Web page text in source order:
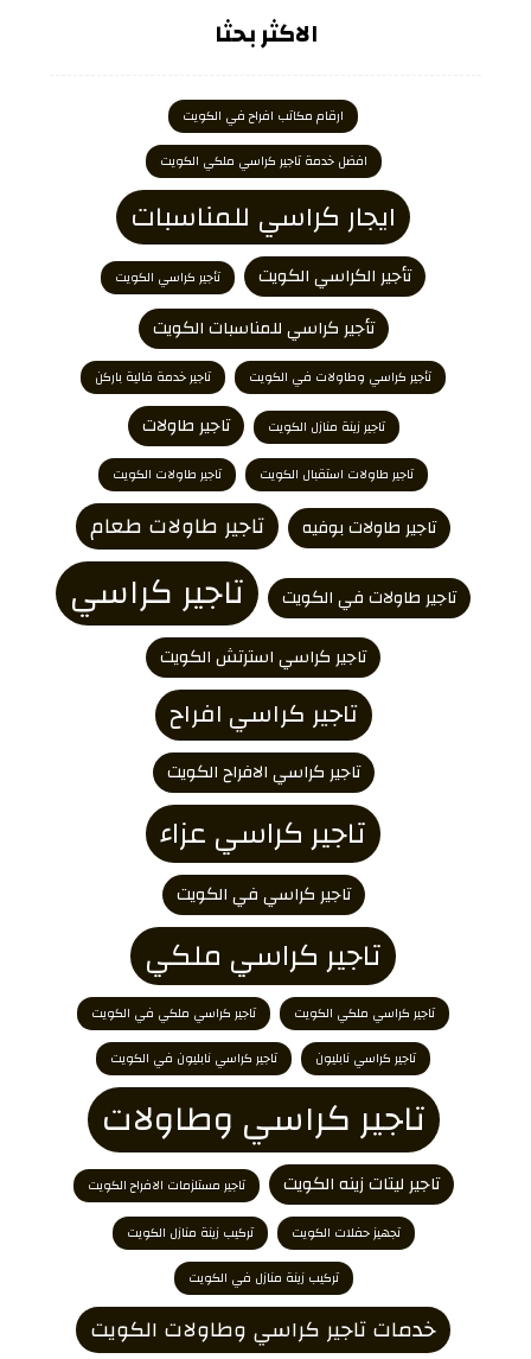
الاكثر بحثا
ارقام مكاتب افراح في الكويت
افضل خدمة تاجير كراسي ملكي الكويت
ايجار كراسي للمناسبات
تأجير الكراسي الكويت تأجير كراسي الكويت
تأجير كراسي للمناسبات الكويت
تأجير كراسي وطاولات في الكويت تاجير خدمة فالية باركن
تاجير زينة منازل الكويت تاجير طاولات
تاجير طاولات استقبال الكويت تاجير طاولات الكويت
تاجير طاولات بوفيه تاجير طاولات طعام
تاجير طاولات في الكويت تاجير كراسي
تاجير كراسي استرتش الكويت
تاجير كراسي افراح
تاجير كراسي الافراح الكويت
تاجير كراسي عزاء
تاجير كراسي في الكويت
تاجير كراسي ملكي
تاجير كراسي ملكي الكويت
تاجير كراسي ملكي في الكويت
تاجير كراسي نابليون
تاجير كراسي نابليون في الكويت
تاجير كراسي وطاولات
تاجير ليتات زينه الكويت
تاجير مستلزمات الافراح الكويت
تجهيز حفلات الكويت
تركيب زينة منازل الكويت
تركيب زينة منازل في الكويت
خدمات تاجير كراسي وطاولات الكويت